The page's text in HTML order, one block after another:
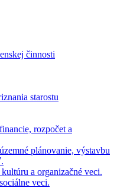
činnosti
starostu
rozpočet a
plánovanie, výstavbu
a organizačné veci.
veci.